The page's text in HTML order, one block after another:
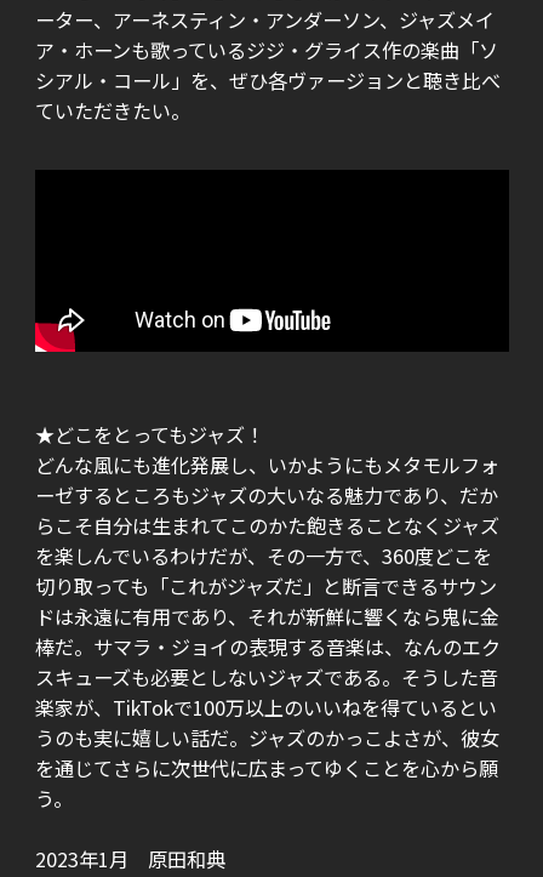
ーター、アーネスティン・アンダーソン、ジャズメイ
ア・ホーンも歌っているジジ・グライス作の楽曲「ソ
シアル・コール」を、ぜひ各ヴァージョンと聴き比べ
ていただきたい。
★どこをとってもジャズ！
どんな風にも進化発展し、いかようにもメタモルフォ
ーゼするところもジャズの大いなる魅力であり、だか
らこそ自分は生まれてこのかた飽きることなくジャズ
を楽しんでいるわけだが、その一方で、360度どこを
切り取っても「これがジャズだ」と断言できるサウン
ドは永遠に有用であり、それが新鮮に響くなら鬼に金
棒だ。サマラ・ジョイの表現する音楽は、なんのエク
スキューズも必要としないジャズである。そうした音
楽家が、TikTokで100万以上のいいねを得ているとい
うのも実に嬉しい話だ。ジャズのかっこよさが、彼女
を通じてさらに次世代に広まってゆくことを心から願
う。
2023年1月 原田和典